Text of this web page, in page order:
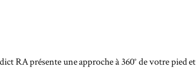
RA présente une approche à 360° de votre pied et